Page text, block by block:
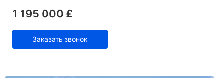
1 195 000 £
Заказать звонок